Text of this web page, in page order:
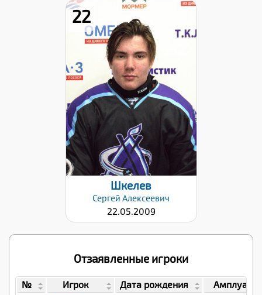
22
Рост:
165
Вес:
59
Хват клюшки:
Левый
Дата заявки:
02.10.2023
Шкелев
Сергей Алексеевич
22.05.2009
Отзаявленные игроки
№ Игрок Дата рождения Амплуа